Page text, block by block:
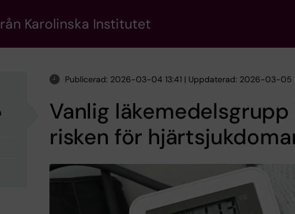
Karolinska Institutet
Publicerad: 2026-03-04 13:41 | Uppdaterad: 2026-03-05
Vanlig läkemedelsgrupp
risken för